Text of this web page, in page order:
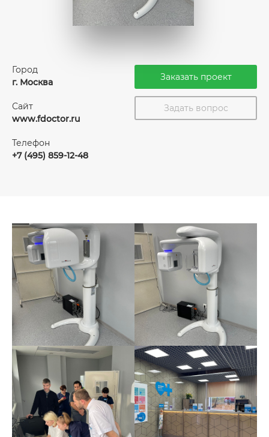
Город
г. Москва
Сайт
www.fdoctor.ru
Телефон
+7 (495) 859-12-48
Заказать проект
Задать вопрос